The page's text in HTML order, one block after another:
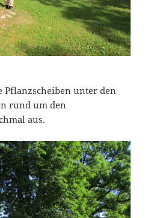
Pflanzscheiben unter den
rund um den
aus.